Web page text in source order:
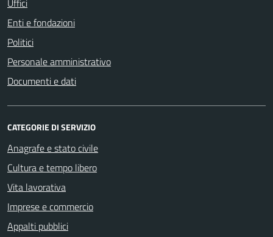
Uffici
Enti e fondazioni
Politici
Personale amministrativo
Documenti e dati
CATEGORIE DI SERVIZIO
Anagrafe e stato civile
Cultura e tempo libero
Vita lavorativa
Imprese e commercio
Appalti pubblici